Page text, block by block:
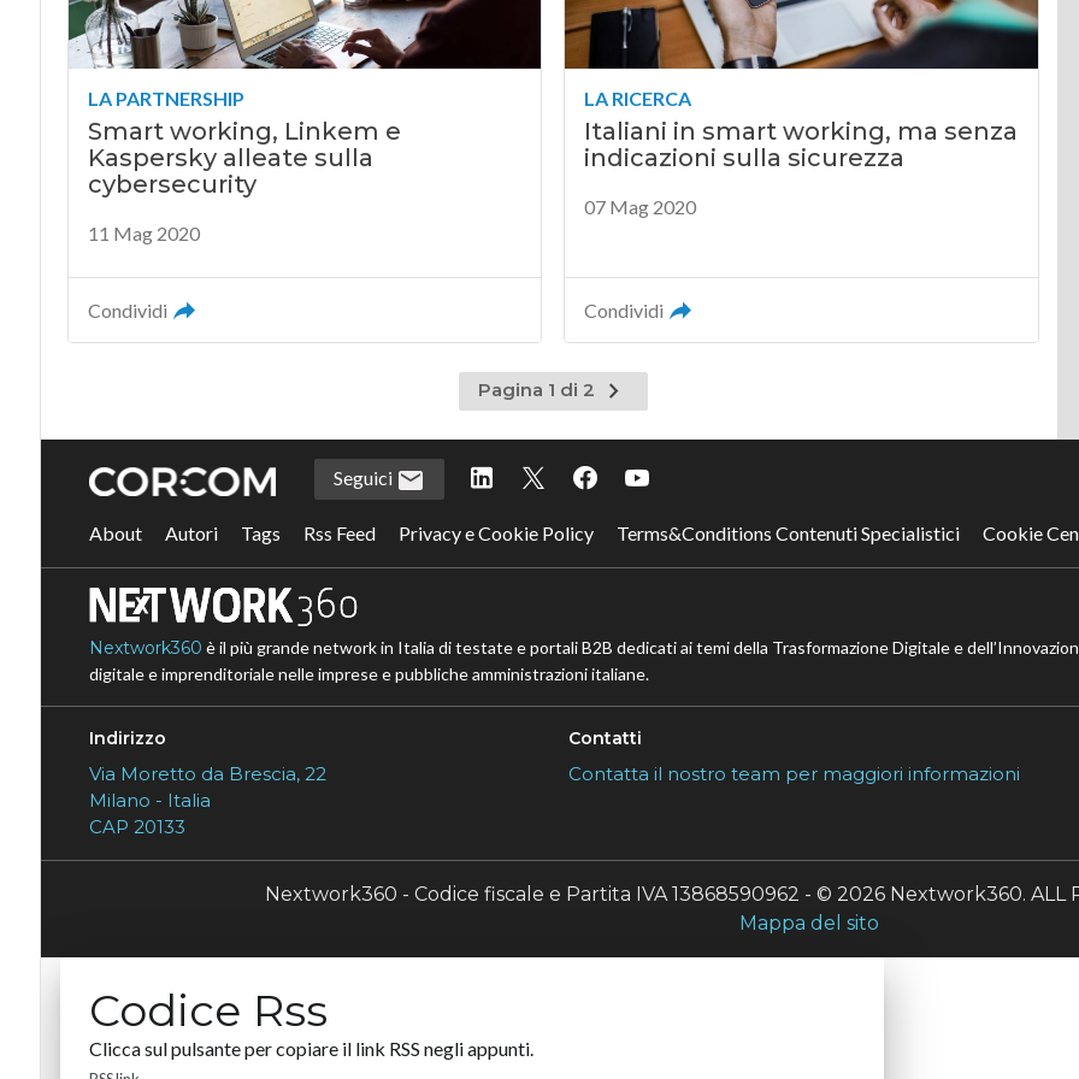
LA PARTNERSHIP
Smart working, Linkem e
Kaspersky alleate sulla
cybersecurity
11 Mag 2020
Condividi
LA RICERCA
Italiani in smart working, ma senza
indicazioni sulla sicurezza
07 Mag 2020
Condividi
Pagina 1 di 2
Pagina
successiva
Seguici
About Autori Tags Rss Feed Privacy e Cookie Policy Terms&Conditions Contenuti Specialistici Cookie
Nextwork360 è il più grande network in Italia di testate e portali B2B dedicati ai temi della Trasformazione Digitale e
digitale e imprenditoriale nelle imprese e pubbliche amministrazioni italiane.
Indirizzo
Via Moretto da Brescia, 22
Milano - Italia
CAP 20133
Contatti
Contatta il nostro team per maggiori informazioni
Nextwork360 - Codice fiscale e Partita IVA 13868590962 - © 2026 Nextwork360. ALL
Mappa del sito
Codice Rss
Clicca sul pulsante per copiare il link RSS negli appunti.